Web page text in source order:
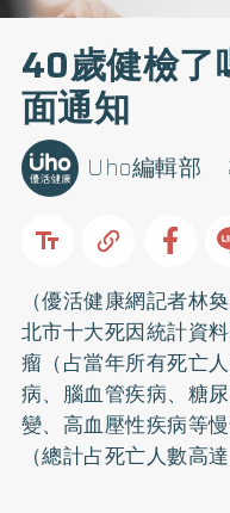
40歲健檢了
面通知
Uho編輯部
（優活健康網記者林
北市十大死因統計資
瘤（占當年所有死亡
病、腦血管疾病、 糖
變、 高血壓性疾病等
（總計占死亡人數高